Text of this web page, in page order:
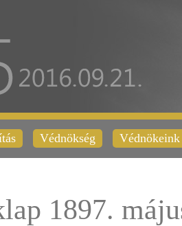
Védnökség Védnökeink
1897.